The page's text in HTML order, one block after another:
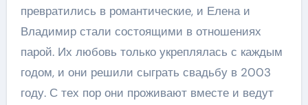
превратились в романтические, и Елена и
Владимир стали состоящими в отношениях
парой. Их любовь только укреплялась с каждым
годом, и они решили сыграть свадьбу в 2003
году. С тех пор они проживают вместе и ведут